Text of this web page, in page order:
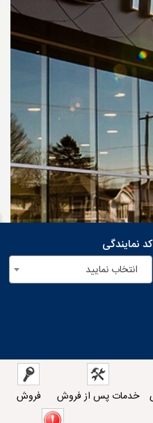
کد نمایندگی
انتخاب نمایید
فروش خدمات پس از فروش